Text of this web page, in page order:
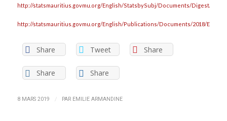
http://statsmauritius.govmu.org/English/StatsbySubj/Documents/Digest/
http://statsmauritius.govmu.org/English/Publications/Documents/2018/EI1398/
Share Tweet Share
Share Share
8 MARS 2019 / PAR EMILIE ARMANDINE